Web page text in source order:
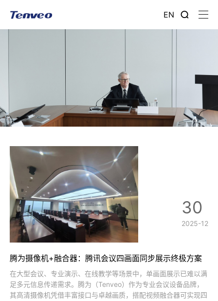
EN
腾为摄像机+融合器：腾讯会议四画面同步展示终极方案
在大型会议、专业演示、在线教学等场景中，单画面展示已难以满
足多元信息传递需求。腾为（Tenveo）作为专业会议设备品牌，
其高清摄像机凭借丰富接口与卓越画质，搭配视频融合器可实现四
30
2025-12